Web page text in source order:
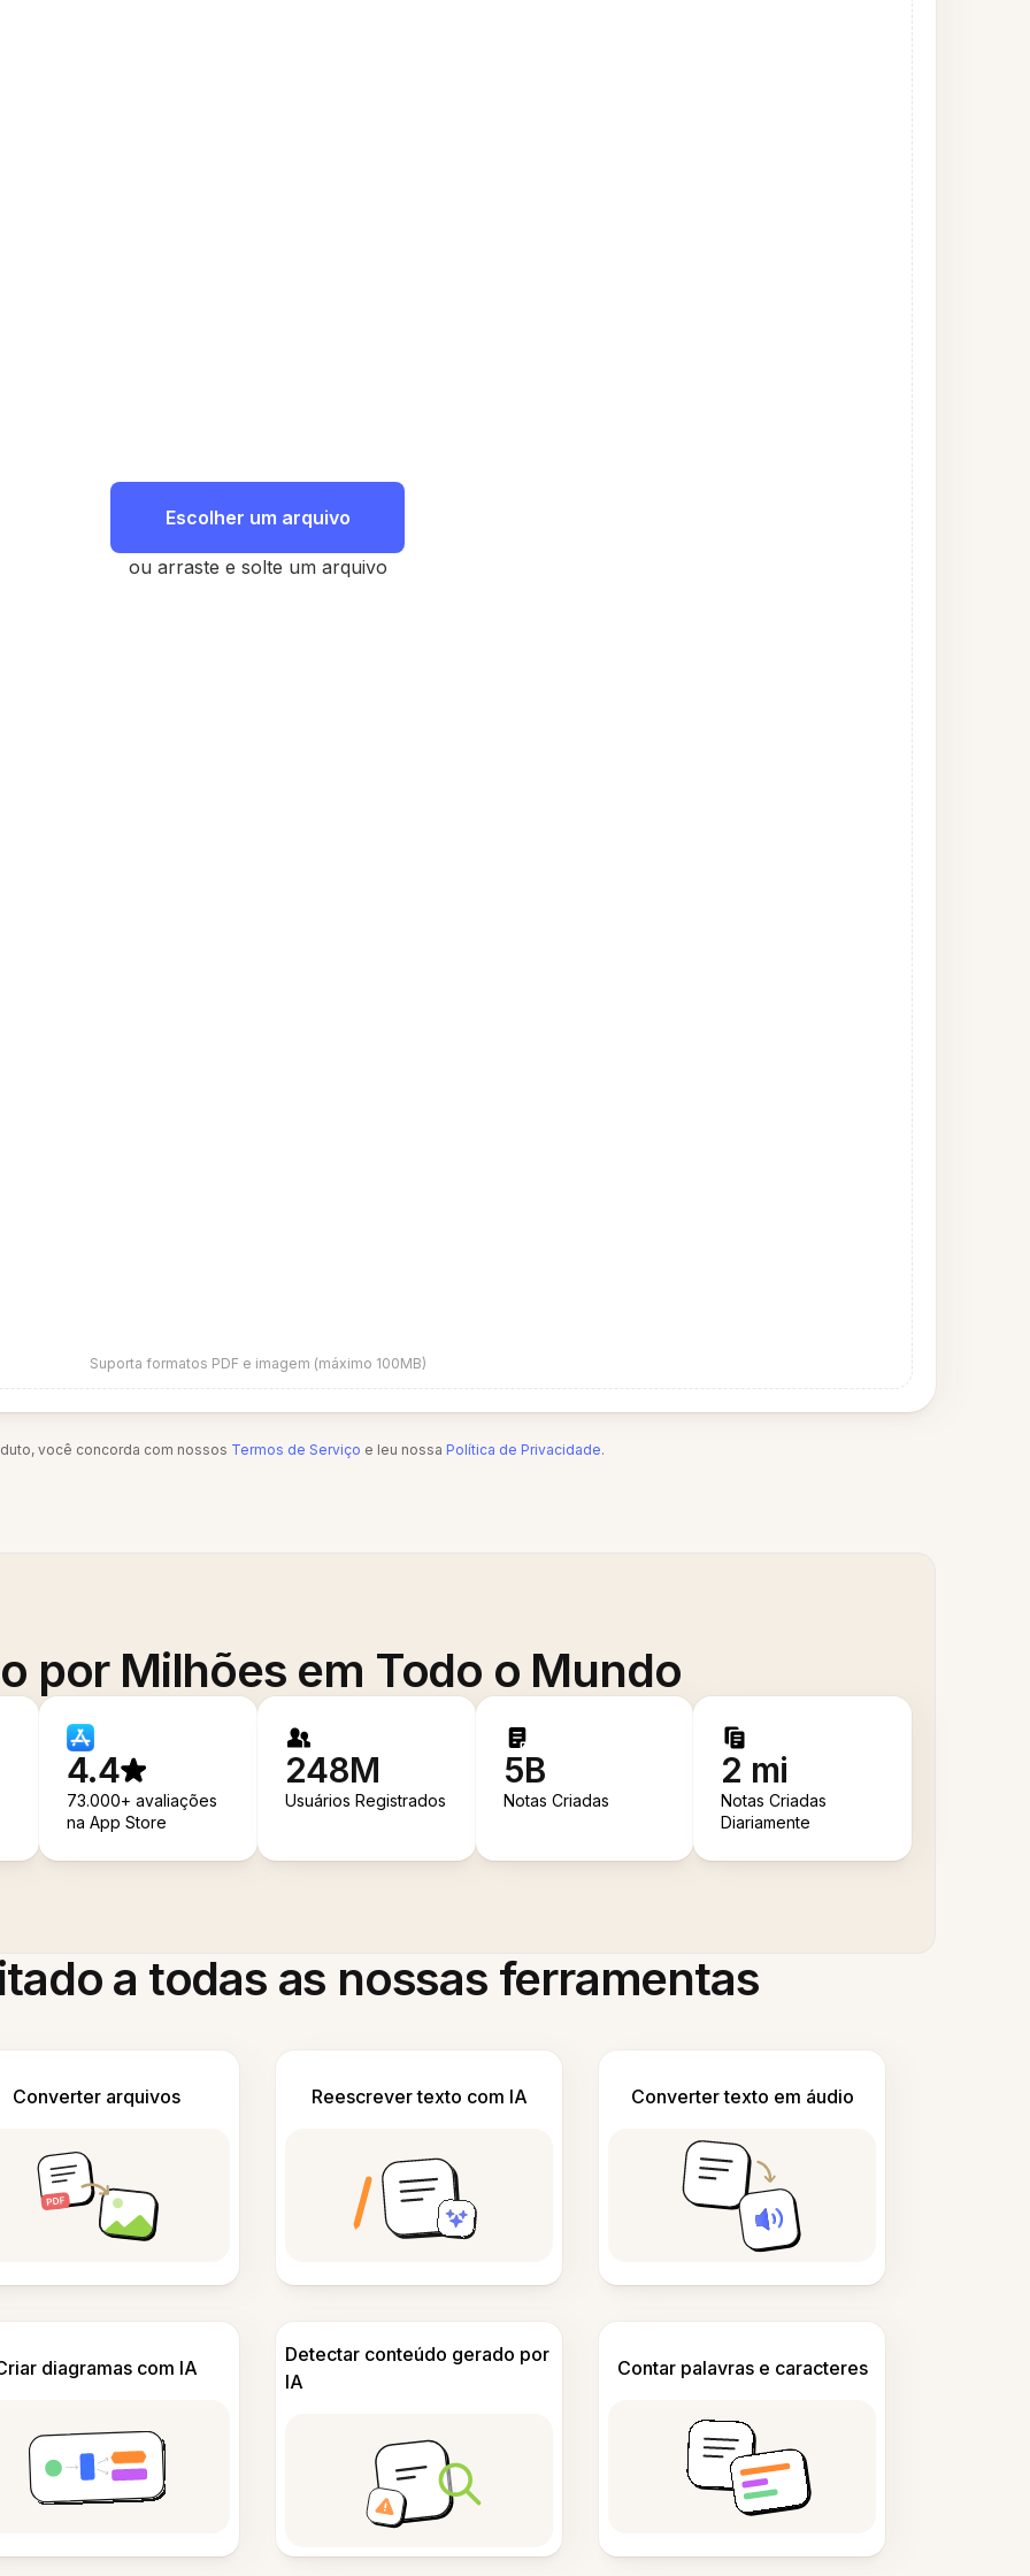
Escolher um arquivo
ou arraste e solte um arquivo
Suporta formatos PDF e imagem (máximo 100MB)
você concorda com nossos Termos de Serviço e leu nossa Política de Privacidade.
por Milhões em Todo o Mundo
4.4
73.000+ avaliações
na App Store
248M
Usuários Registrados
5B
Notas Criadas
2 mi
Notas Criadas
Diariamente
a todas as nossas ferramentas
Converter arquivos Reescrever texto com IA Converter texto em áudio
diagramas com IA
Detectar conteúdo gerado por
IA
Contar palavras e caracteres